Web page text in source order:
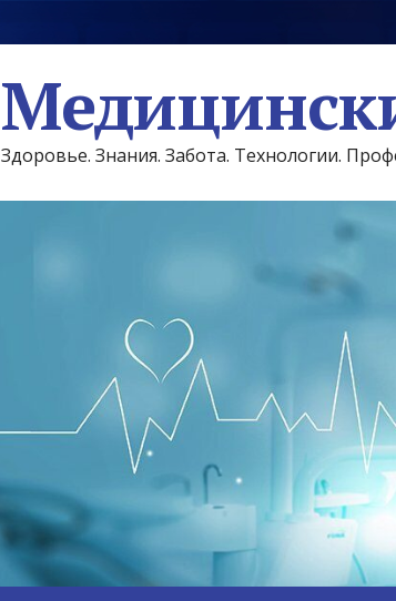
Здоровье. Знания. Забота. Технологии.